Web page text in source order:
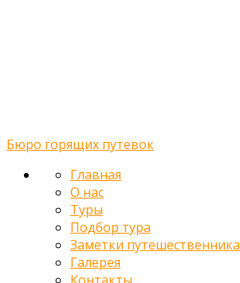
Бюро горящих путевок
Главная
О нас
Туры
Подбор тура
Заметки путешественника
Галерея